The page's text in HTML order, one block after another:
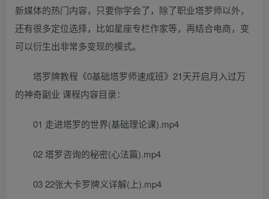
新媒体的热门内容，只要你学会了，除了职业塔罗师以外，
还有很多定位选择，比如星座专栏作家等，再结合电商，变
可以衍生出非常多变现的模式。
塔罗牌教程《0基础塔罗师速成班》21天开启月入过万
的神奇副业 课程内容目录：
01 走进塔罗的世界(基础理论课).mp4
02 塔罗咨询的秘密(心法篇).mp4
03 22张大卡罗牌义详解(上).mp4